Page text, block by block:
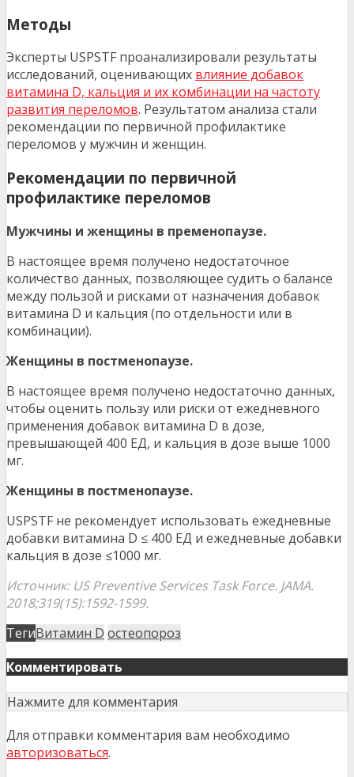
Методы
Эксперты USPSTF проанализировали результаты
исследований, оценивающих влияние добавок
витамина D, кальция и их комбинации на частоту
развития переломов. Результатом анализа стали
рекомендации по первичной профилактике
переломов у мужчин и женщин.
Рекомендации по первичной
профилактике переломов
Мужчины и женщины в пременопаузе.
В настоящее время получено недостаточное
количество данных, позволяющее судить о балансе
между пользой и рисками от назначения добавок
витамина D и кальция (по отдельности или в
комбинации).
Женщины в постменопаузе.
В настоящее время получено недостаточно данных,
чтобы оценить пользу или риски от ежедневного
применения добавок витамина D в дозе,
превышающей 400 ЕД, и кальция в дозе выше 1000
мг.
Женщины в постменопаузе.
USPSTF не рекомендует использовать ежедневные
добавки витамина D ≤ 400 ЕД и ежедневные добавки
кальция в дозе ≤1000 мг.
Источник: US Preventive Services Task Force. JAMA.
2018;319(15):1592-1599.
ТегиВитамин D остеопороз
Комментировать
Нажмите для комментария
Для отправки комментария вам необходимо
авторизоваться.